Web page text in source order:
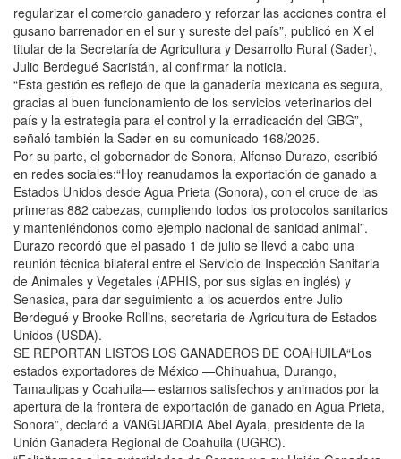
regularizar el comercio ganadero y reforzar las acciones contra el
gusano barrenador en el sur y sureste del país”, publicó en X el
titular de la Secretaría de Agricultura y Desarrollo Rural (Sader),
Julio Berdegué Sacristán, al confirmar la noticia.
“Esta gestión es reflejo de que la ganadería mexicana es segura,
gracias al buen funcionamiento de los servicios veterinarios del
país y la estrategia para el control y la erradicación del GBG”,
señaló también la Sader en su comunicado 168/2025.
Por su parte, el gobernador de Sonora, Alfonso Durazo, escribió
en redes sociales:“Hoy reanudamos la exportación de ganado a
Estados Unidos desde Agua Prieta (Sonora), con el cruce de las
primeras 882 cabezas, cumpliendo todos los protocolos sanitarios
y manteniéndonos como ejemplo nacional de sanidad animal”.
Durazo recordó que el pasado 1 de julio se llevó a cabo una
reunión técnica bilateral entre el Servicio de Inspección Sanitaria
de Animales y Vegetales (APHIS, por sus siglas en inglés) y
Senasica, para dar seguimiento a los acuerdos entre Julio
Berdegué y Brooke Rollins, secretaria de Agricultura de Estados
Unidos (USDA).
SE REPORTAN LISTOS LOS GANADEROS DE COAHUILA“Los
estados exportadores de México —Chihuahua, Durango,
Tamaulipas y Coahuila— estamos satisfechos y animados por la
apertura de la frontera de exportación de ganado en Agua Prieta,
Sonora”, declaró a VANGUARDIA Abel Ayala, presidente de la
Unión Ganadera Regional de Coahuila (UGRC).